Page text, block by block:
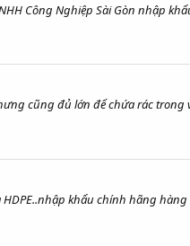
Công Nghiệp Sài Gòn nhập
cũng đủ lớn để chứa rác trong
khẩu chính hãng hàng